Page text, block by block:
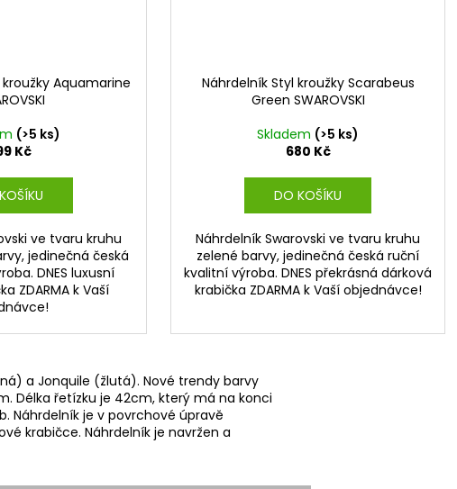
kroužky Aquamarine
(>5 ks)
Kč
ve tvaru kruhu
jedinečná česká
DNES luxusní
ZDARMA k Vaší
Náhrdelník Styl kroužky Scarabeus
Green SWAROVSKI
Skladem (>5 ks)
680 Kč
DO KOŠÍKU
Náhrdelník Swarovski ve tvaru kruhu
zelené barvy, jedinečná česká ruční
kvalitní výroba. DNES překrásná dárková
krabička ZDARMA k Vaší objednávce!
a Jonquile (žlutá). Nové trendy barvy
Délka řetízku je 42cm, který má na konci
Náhrdelník je v povrchové úpravě
krabičce. Náhrdelník je navržen a